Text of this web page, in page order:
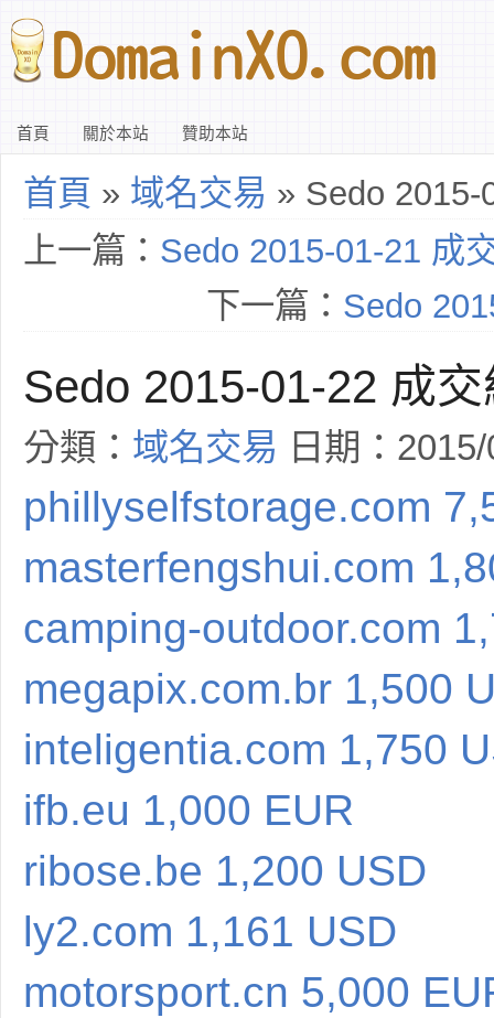
首頁 關於本站 贊助本站
首頁 » 域名交易 » Sedo 2015-
上一篇： Sedo 2015-01-21 成
下一篇： Sedo
Sedo 2015-01-22 成
分類： 域名交易 日期：
phillyselfstorage.com
masterfengshui.com
camping-outdoor.com
megapix.com.br 1,500
inteligentia.com 1,750
ifb.eu 1,000 EUR
ribose.be 1,200 USD
ly2.com 1,161 USD
motorsport.cn 5,000